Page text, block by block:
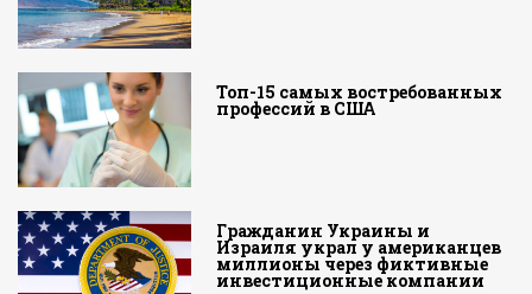
Топ-15 самых востребованных
профессий в США
Гражданин Украины и
Израиля украл у американцев
миллионы через фиктивные
инвестиционные компании